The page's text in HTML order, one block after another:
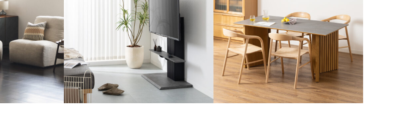
撮影スタイリング #25
#昇降式サイドテーブル
撮影スタイリング #24
#ソファ